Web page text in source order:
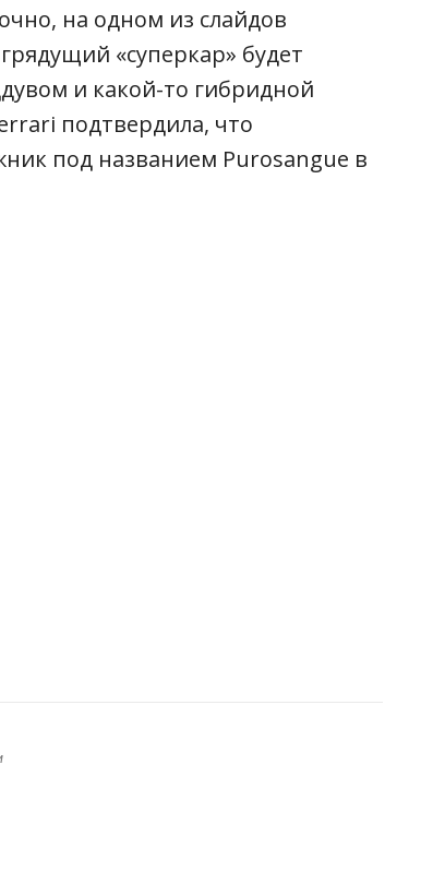
на одном из слайдов
«суперкар» будет
и какой-то гибридной
подтвердила, что
под названием Purosangue в